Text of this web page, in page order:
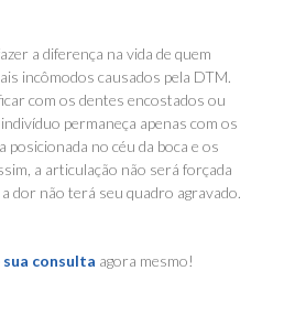
a diferença na vida de quem
incômodos causados pela DTM.
com os dentes encostados ou
permaneça apenas com os
posicionada no céu da boca e os
a articulação não será forçada
dor não terá seu quadro agravado.
sua consulta agora mesmo!